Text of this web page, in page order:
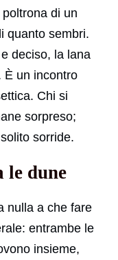
di un
quanto sembri.
deciso, la lana
È un incontro
Chi si
sorpreso;
sorride.
le dune
nulla a che fare
entrambe le
insieme,